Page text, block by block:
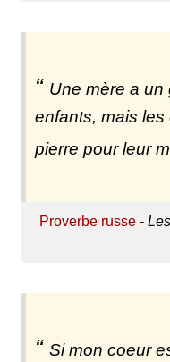
Une mère a un
enfants, mais
pierre pour leur
Proverbe russe-
Si mon coeur